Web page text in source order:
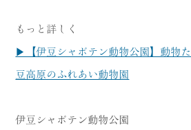
もっと詳しく
▶【伊豆シャボテン動物公園】動物
豆高原のふれあい動物園
伊豆シャボテン動物公園